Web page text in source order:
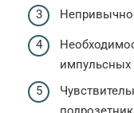
импульсных